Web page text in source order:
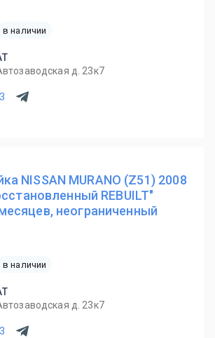
в наличии
д. 23к7
NISSAN MURANO (Z51) 2008
REBUILT"
неограниченный
в наличии
д. 23к7